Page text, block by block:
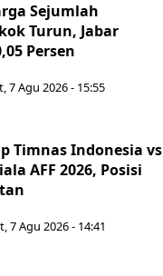
Sejumlah
Turun, Jabar
Persen
7 Agu 2026 - 15:55
Timnas Indonesia vs
AFF 2026, Posisi
7 Agu 2026 - 14:41